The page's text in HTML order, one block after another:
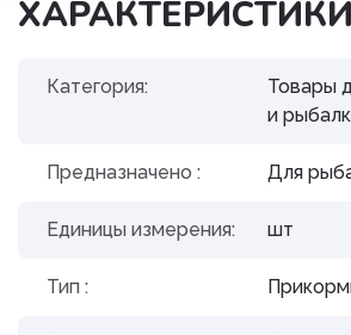
ХАРАКТЕРИСТИКИ
Категория:
Товары
и
Предназначено : Для
Единицы измерения: шт
Тип :